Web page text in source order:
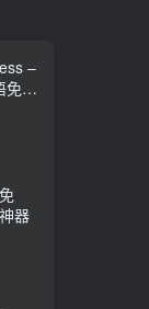
–
免费
器